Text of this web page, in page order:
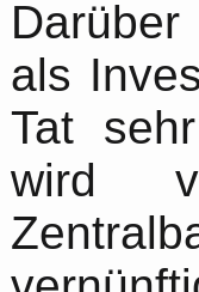
als
Tat
wird